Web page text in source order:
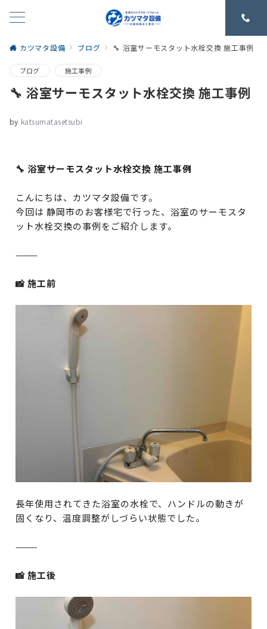
カツマタ設備 ブログ 🔧 浴室サーモスタット水栓交換 施工事例
ブログ 施工事例
🔧 浴室サーモスタット水栓交換 施工事例
by katsumatasetsubi
🔧 浴室サーモスタット水栓交換 施工事例
こんにちは、カツマタ設備です。
今回は 静岡市のお客様宅で行った、浴室のサーモスタ
ット水栓交換の事例をご紹介します。
⸻
📸 施工前
長年使用されてきた浴室の水栓で、ハンドルの動きが
固くなり、温度調整がしづらい状態でした。
⸻
📸 施工後